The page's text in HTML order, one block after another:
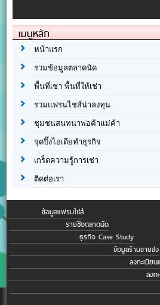
เมนูหลัก
หน้าแรก
รวมข้อมูลตลาดนัด
พื้นที่เช่า พื้นที่ให้เช่า
รวมแฟรนไชส์น่าลงทุน
ชุมชนสนทนาพ่อค้าแม่ค้า
จุดปิ๊งไอเดียทำธุรกิจ
เกร็ดความรู้การเช่า
ติดต่อเรา
ข้อมูลแฟรนไชส์
รายชื่อตลาดนัด
ธุรกิจ Case Study
ข้อมูลร้านขายส่ง
ลงทะเบีย
ลงท